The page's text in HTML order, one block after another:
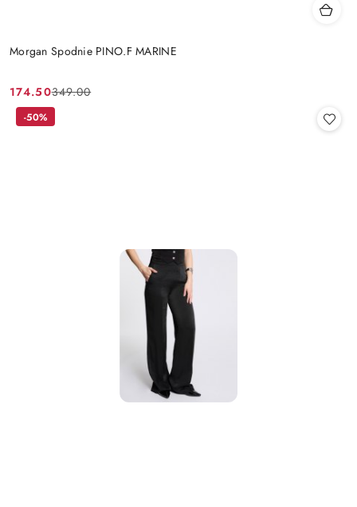
Morgan Spodnie PINO.F MARINE
Cena
promocyjna:
174.50
Cena
przed
349.00
-50%